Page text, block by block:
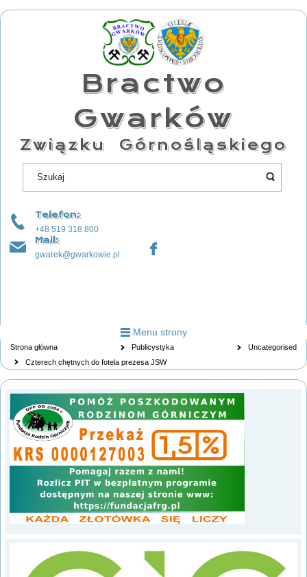
Bractwo
Gwarków
Związku Górnośląskiego
Telefon:
+48 519 318 800
Mail:
gwarek@gwarkowie.pl
Menu strony
Strona główna Publicystyka
Uncategorised
Czterech chętnych do fotela prezesa JSW